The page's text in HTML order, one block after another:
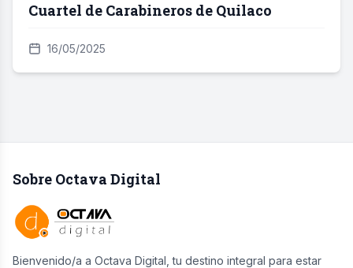
Cuartel de Carabineros de Quilaco
16/05/2025
Sobre Octava Digital
Bienvenido/a a Octava Digital, tu destino integral para estar